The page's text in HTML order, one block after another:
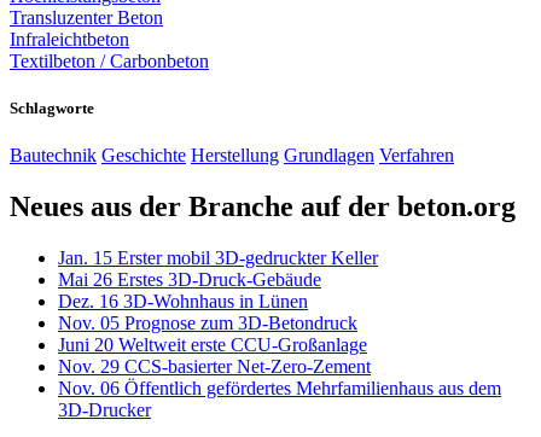
Transluzenter Beton
Infraleichtbeton
Textilbeton / Carbonbeton
Schlagworte
Bautechnik Geschichte Herstellung Grundlagen Verfahren
Neues aus der Branche auf der beton.org
Jan. 15 Erster mobil 3D-gedruckter Keller
Mai 26 Erstes 3D-Druck-Gebäude
Dez. 16 3D-Wohnhaus in Lünen
Nov. 05 Prognose zum 3D-Betondruck
Juni 20 Weltweit erste CCU-Großanlage
Nov. 29 CCS-basierter Net-Zero-Zement
Nov. 06 Öffentlich gefördertes Mehrfamilienhaus aus dem
3D-Drucker